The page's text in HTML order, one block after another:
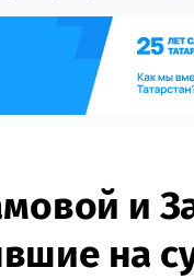
и
на